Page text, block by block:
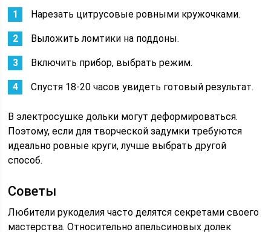
Нарезать цитрусовые ровными кружочками.
Выложить ломтики на поддоны.
Включить прибор, выбрать режим.
Спустя 18-20 часов увидеть готовый результат.
В электросушке дольки могут деформироваться.
Поэтому, если для творческой задумки требуются
идеально ровные круги, лучше выбрать другой
способ.
Советы
Любители рукоделия часто делятся секретами своего
мастерства. Относительно апельсиновых долек